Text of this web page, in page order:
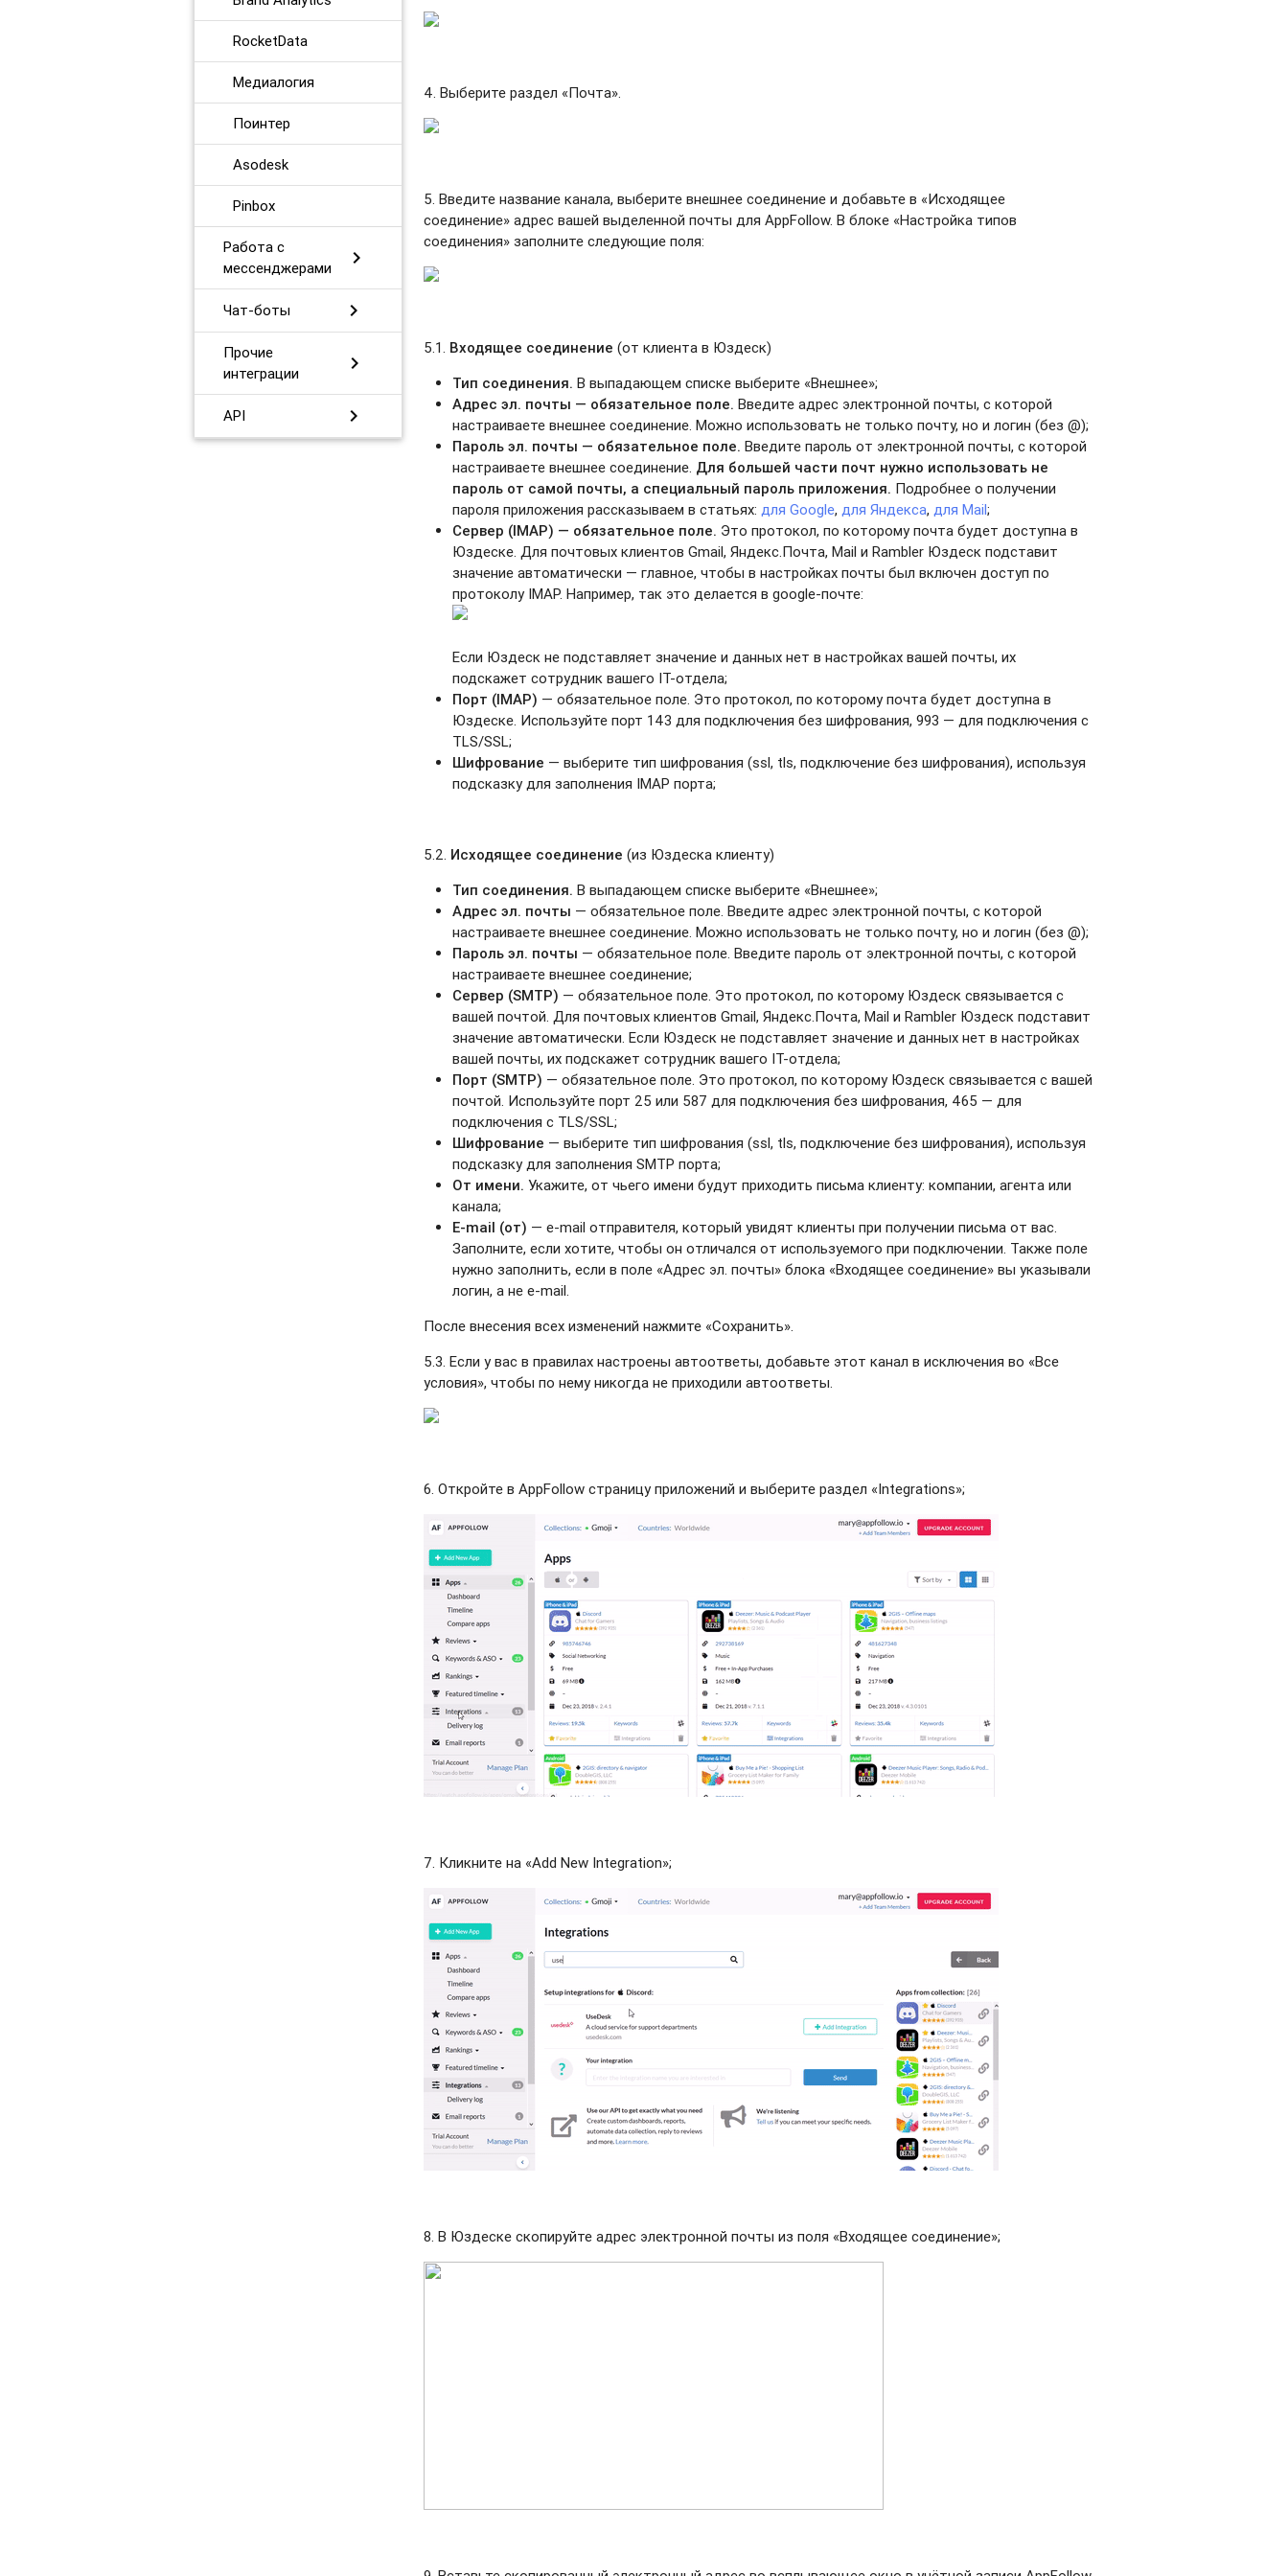
RocketData
Медиалогия
Поинтер
Asodesk
Pinbox
Работа с
мессенджерами
chevron_right
Чат-боты chevron_right
Прочие
интеграции
chevron_right
API chevron_right
4. Выберите раздел «Почта».
5. Введите название канала, выберите внешнее соединение и добавьте в «Исходящее
соединение» адрес вашей выделенной почты для AppFollow. В блоке «Настройка типов
соединения» заполните следующие поля:
5.1. Входящее соединение (от клиента в Юздеск)
Тип соединения. В выпадающем списке выберите «Внешнее»;
Адрес эл. почты — обязательное поле. Введите адрес электронной почты, с которой
настраиваете внешнее соединение. Можно использовать не только почту, но и логин (без @);
Пароль эл. почты — обязательное поле. Введите пароль от электронной почты, с которой
настраиваете внешнее соединение. Для большей части почт нужно использовать не
пароль от самой почты, а специальный пароль приложения. Подробнее о получении
пароля приложения рассказываем в статьях:для Google,для Яндекса,для Mail;
Сервер (IMAP) — обязательное поле. Это протокол, по которому почта будет доступна в
Юздеске. Для почтовых клиентов Gmail, Яндекс.Почта, Mail и Rambler Юздеск подставит
значение автоматически — главное, чтобы в настройках почты был включен доступ по
протоколу IMAP. Например, так это делается в google-почте:
Если Юздеск не подставляет значение и данных нет в настройках вашей почты, их
подскажет сотрудник вашего IT-отдела;
Порт (IMAP) — обязательное поле. Это протокол, по которому почта будет доступна в
Юздеске. Используйте порт 143 для подключения без шифрования, 993 — для подключения с
TLS/SSL;
Шифрование — выберите тип шифрования (ssl, tls, подключение без шифрования), используя
подсказку для заполнения IMAP порта;
5.2. Исходящее соединение (из Юздеска клиенту)
Тип соединения. В выпадающем списке выберите «Внешнее»;
Адрес эл. почты — обязательное поле. Введите адрес электронной почты, с которой
настраиваете внешнее соединение. Можно использовать не только почту, но и логин (без @);
Пароль эл. почты — обязательное поле. Введите пароль от электронной почты, с которой
настраиваете внешнее соединение;
Сервер (SMTP) — обязательное поле. Это протокол, по которому Юздеск связывается с
вашей почтой. Для почтовых клиентов Gmail, Яндекс.Почта, Mail и Rambler Юздеск подставит
значение автоматически. Если Юздеск не подставляет значение и данных нет в настройках
вашей почты, их подскажет сотрудник вашего IT-отдела;
Порт (SMTP) — обязательное поле. Это протокол, по которому Юздеск связывается с вашей
почтой. Используйте порт 25 или 587 для подключения без шифрования, 465 — для
подключения с TLS/SSL;
Шифрование — выберите тип шифрования (ssl, tls, подключение без шифрования), используя
подсказку для заполнения SMTP порта;
От имени. Укажите, от чьего имени будут приходить письма клиенту: компании, агента или
канала;
E-mail (от) — e-mail отправителя, который увидят клиенты при получении письма от вас.
Заполните, если хотите, чтобы он отличался от используемого при подключении. Также поле
нужно заполнить, если в поле «Адрес эл. почты» блока «Входящее соединение» вы указывали
логин, а не e-mail.
После внесения всех изменений нажмите «Сохранить».
5.3. Если у вас в правилах настроены автоответы, добавьте этот канал в исключения во «Все
условия», чтобы по нему никогда не приходили автоответы.
6. Откройте в AppFollow страницу приложений и выберите раздел «Integrations»;
7. Кликните на «Add New Integration»;
8. В Юздеске скопируйте адрес электронной почты из поля «Входящее соединение»;